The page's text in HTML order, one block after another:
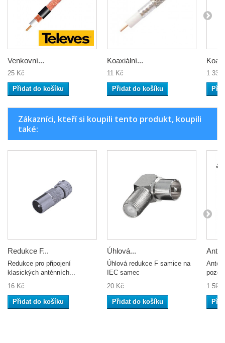
Venkovní...
25 Kč
Přidat do košíku
Koaxiální...
11 Kč
Přidat do košíku
1 333
Zákazníci, kteří si koupili tento produkt, koupili
také:
Redukce F...
Redukce pro připojení
klasických anténních...
16 Kč
Přidat do košíku
Úhlová...
Úhlová redukce F samice na
IEC samec
20 Kč
Přidat do košíku
1 590